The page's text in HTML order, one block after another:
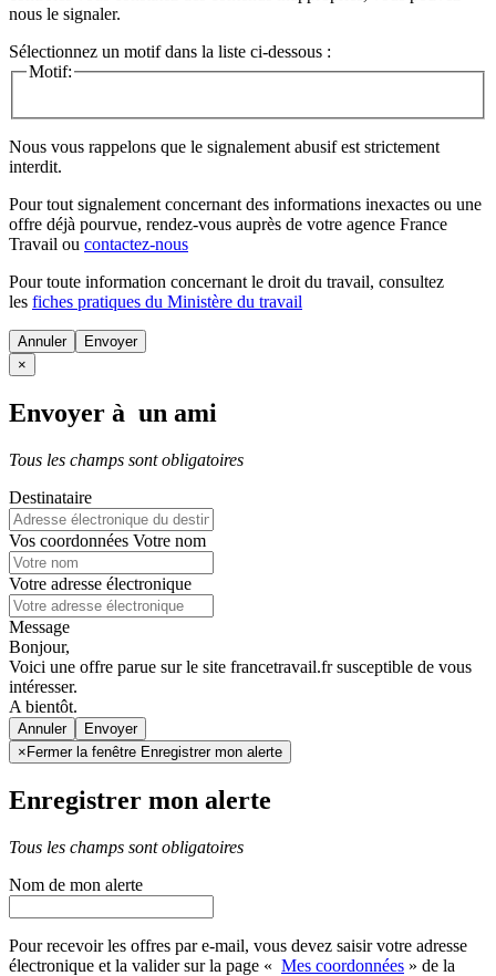
nous le signaler.
Sélectionnez un motif dans la liste ci-dessous :
Motif:
Nous vous rappelons que le signalement abusif est strictement
interdit.
Pour tout signalement concernant des informations inexactes ou une
offre déjà pourvue, rendez-vous auprès de votre agence France
Travail ou contactez-nous
Pour toute information concernant le droit du travail, consultez
les fiches pratiques du Ministère du travail
Annuler
×
Envoyer à un ami
Tous les champs sont obligatoires
Destinataire
Vos coordonnées Votre nom
Votre adresse électronique
Message
Bonjour,
Voici une offre parue sur le site francetravail.fr susceptible de vous
intéresser.
A bientôt.
Annuler
× Fermer la fenêtre Enregistrer mon alerte
Enregistrer mon alerte
Tous les champs sont obligatoires
Nom de mon alerte
Pour recevoir les offres par e-mail, vous devez saisir votre adresse
électronique et la valider sur la page « Mes coordonnées » de la